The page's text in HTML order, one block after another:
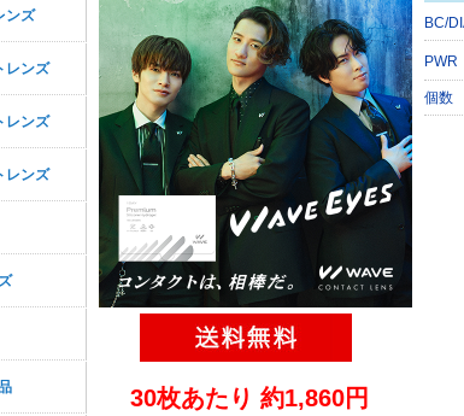
ンズ
レンズ
レンズ
レンズ
30枚あたり 約1,860円
BC/
PWR
個数